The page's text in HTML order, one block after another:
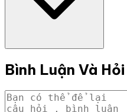
Bình Luận Và